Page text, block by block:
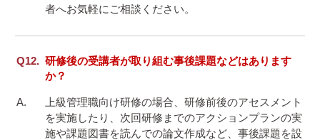
者へお気軽にご相談ください。
研修後の受講者が取り組む事後課題などはあります
か？
上級管理職向け研修の場合、研修前後のアセスメント
を実施したり、次回研修までのアクションプランの実
施や課題図書を読んでの論文作成など、事後課題を設